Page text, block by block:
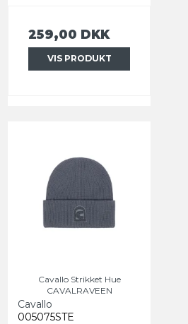
259,00 DKK
VIS PRODUKT
Cavallo Strikket Hue
CAVALRAVEEN
Cavallo
005075STE